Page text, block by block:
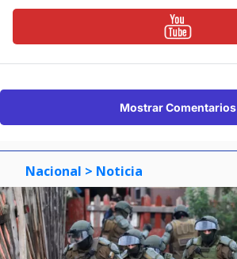
Mostrar Comentarios
Nacional > Noticia